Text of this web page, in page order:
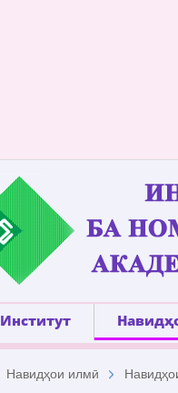
Институт
Навидҳои илмӣ